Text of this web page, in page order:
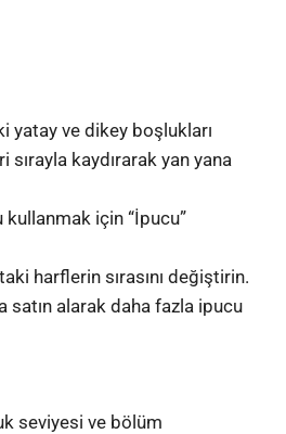
yatay ve dikey boşlukları
kaydırarak yan yana
kullanmak için “İpucu”
harflerin sırasını değiştirin.
satın alarak daha fazla ipucu
seviyesi ve bölüm